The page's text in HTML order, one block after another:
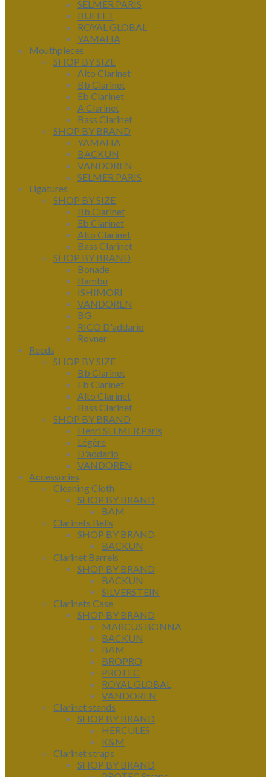
SELMER PARIS
BUFFET
ROYAL GLOBAL
YAMAHA
Mouthpieces
SHOP BY SIZE
Alto Clarinet
Bb Clarinet
Eb Clarinet
A Clarinet
Bass Clarinet
SHOP BY BRAND
YAMAHA
BACKUN
VANDOREN
SELMER PARIS
Ligatures
SHOP BY SIZE
Bb Clarinet
Eb Clarinet
Alto Clarinet
Bass Clarinet
SHOP BY BRAND
Bonade
Bambu
ISHIMORI
VANDOREN
BG
RICO D'addario
Rovner
Reeds
SHOP BY SIZE
Bb Clarinet
Eb Clarinet
Alto Clarinet
Bass Clarinet
SHOP BY BRAND
Henri SELMER Paris
Légère
D'addario
VANDOREN
Accessories
Cleaning Cloth
SHOP BY BRAND
BAM
Clarinets Bells
SHOP BY BRAND
BACKUN
Clarinet Barrels
SHOP BY BRAND
BACKUN
SILVERSTEIN
Clarinets Case
SHOP BY BRAND
MARCUS BONNA
BACKUN
BAM
BROPRO
PROTEC
ROYAL GLOBAL
VANDOREN
Clarinet stands
SHOP BY BRAND
HERCULES
K&M
Clarinet straps
SHOP BY BRAND